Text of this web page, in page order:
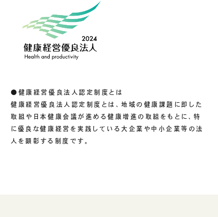
組織図
拠点一覧
ACCESS
アクセス
●健康経営優良法人認定制度とは
健康経営優良法人認定制度とは、地域の健康課題に即した
取組や日本健康会議が進める健康増進の取組をもとに、特
に優良な健康経営を実践している大企業や中小企業等の法
人を顕彰する制度です。